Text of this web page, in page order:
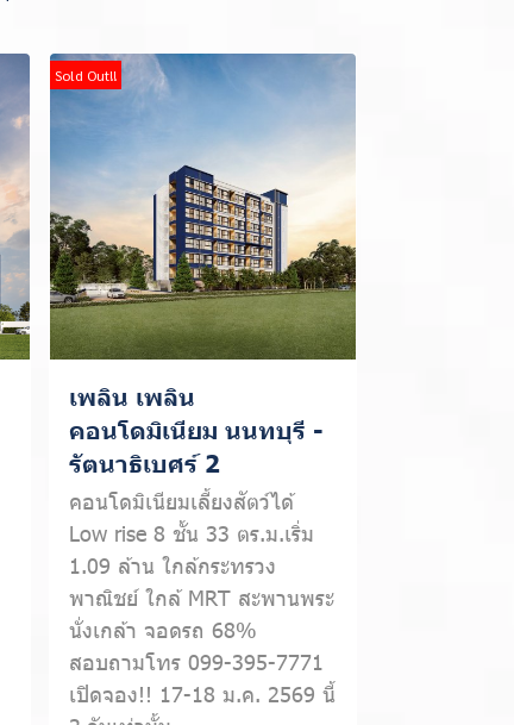
Sold Out!!
เพลิน เพลิน
คอนโดมิเนียม นนทบุรี -
รัตนาธิเบศร์ 2
คอนโดมิเนียมเลี้ยงสัตว์ได้
Low rise 8 ชั้น 33 ตร.ม.เริ่ม
1.09 ล้าน ใกล้กระทรวง
พาณิชย์ ใกล้ MRT สะพานพระ
นั่งเกล้า จอดรถ 68%
สอบถามโทร 099-395-7771
เปิดจอง!! 17-18 ม.ค. 2569 นี้